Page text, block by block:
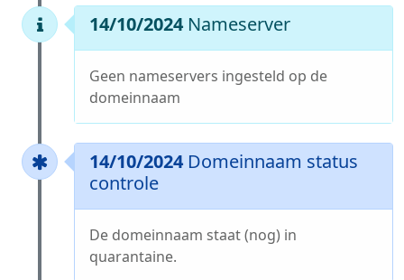
14/10/2024 Nameserver
Geen nameservers ingesteld op de
domeinnaam
14/10/2024 Domeinnaam status
controle
De domeinnaam staat (nog) in
quarantaine.